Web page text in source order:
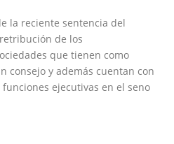
la reciente sentencia del
de los
que tienen como
consejo y además cuentan con
ejecutivas en el seno